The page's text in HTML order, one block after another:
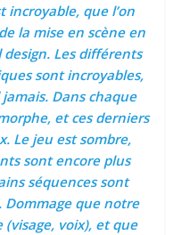
incroyable, que l’on
la mise en scène en
Les différents
sont incroyables,
Dans chaque
et ces derniers
Le jeu est sombre,
sont encore plus
séquences sont
que notre
voix), et que